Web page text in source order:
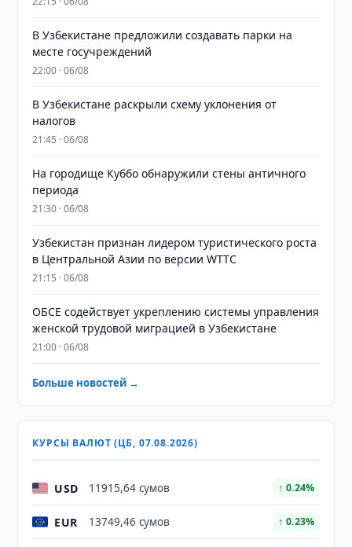
В Узбекистане предложили создавать парки на
месте госучреждений
22:00 · 06/08
В Узбекистане раскрыли схему уклонения от
налогов
21:45 · 06/08
На городище Куббо обнаружили стены античного
периода
21:30 · 06/08
Узбекистан признан лидером туристического роста
в Центральной Азии по версии WTTC
21:15 · 06/08
ОБСЕ содействует укреплению системы управления
женской трудовой миграцией в Узбекистане
21:00 · 06/08
Больше новостей →
КУРСЫ ВАЛЮТ (ЦБ, 07.08.2026)
USD 11915,64 сумов ↑ 0.24%
EUR 13749,46 сумов ↑ 0.23%